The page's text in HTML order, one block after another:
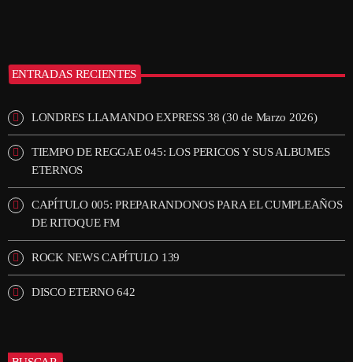
ENTRADAS RECIENTES
LONDRES LLAMANDO EXPRESS 38 (30 de Marzo 2026)
TIEMPO DE REGGAE 045: LOS PERICOS Y SUS ALBUMES
ETERNOS
CAPÍTULO 005: PREPARANDONOS PARA EL CUMPLEAÑOS
DE RITOQUE FM
ROCK NEWS CAPÍTULO 139
DISCO ETERNO 642